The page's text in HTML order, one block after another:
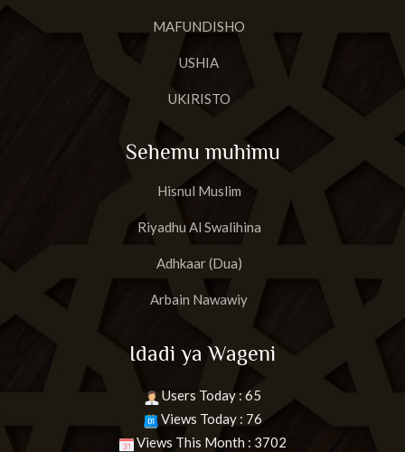
MAFUNDISHO
USHIA
UKIRISTO
Sehemu muhimu
Hisnul Muslim
Riyadhu Al Swalihina
Adhkaar (Dua)
Arbain Nawawiy
Idadi ya Wageni
Users Today : 65
Views Today : 76
Views This Month : 3702